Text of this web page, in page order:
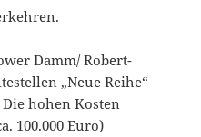
Damm/ Robert-
„Neue Reihe“
hohen Kosten
100.000 Euro)